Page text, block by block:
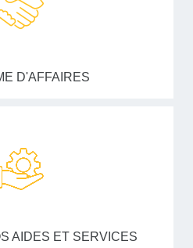
D'AFFAIRES
AIDES ET SERVICES